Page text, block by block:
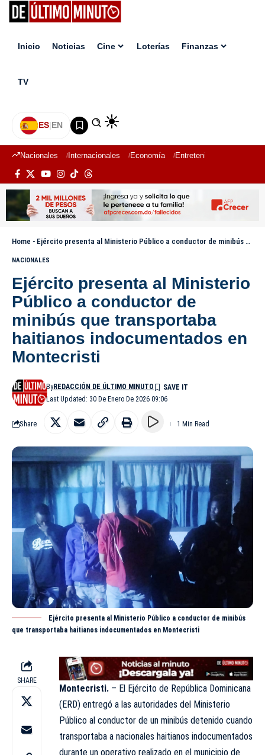
Inicio Noticias Cine Loterías Finanzas
TV
ES|EN
Nacionales Internacionales Economía Entretenimiento
Home - Ejército presenta al Ministerio Público a conductor de minibús que transportaba haitianos indocumentados en Montecristi
NACIONALES
Ejército presenta al Ministerio
Público a conductor de
minibús que transportaba
haitianos indocumentados en
Montecristi
Last Updated: 30 De Enero De 2026 09:06
ByREDACCIÓN DE ÚLTIMO MINUTO
Share 1 Min Read
Ejército presenta al Ministerio Público a conductor de minibús
que transportaba haitianos indocumentados en Montecristi
SHARE
Montecristi. – El Ejército de República Dominicana
(ERD) entregó a las autoridades del Ministerio
Público al conductor de un minibús detenido cuando
transportaba a nacionales haitianos indocumentados
durante un operativo realizado en el municipio de